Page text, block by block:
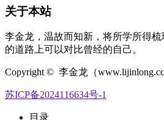
关于本站
李金龙，温故而知新，将所学所得
的道路上可以对比曾经的自己。
Copyright © 李金龙（
苏ICP备2024116634号-1
目录